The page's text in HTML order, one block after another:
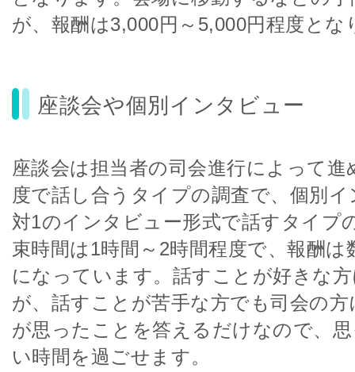
が、報酬は3,000円～5,000円程度とな
座談会や個別インタビュー
座談会は担当者の司会進行によって進
度で話し合うタイプの調査で、個別
対1のインタビュー形式で話すタイプ
束時間は1時間～2時間程度で、報酬は
になっています。話すことが好きな
が、話すことが苦手な方でも司会の
が思ったことを答えるだけなので、
い時間を過ごせます。